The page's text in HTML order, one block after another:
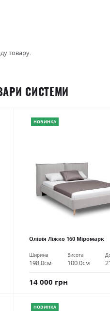
товару.
СИСТЕМИ
НОВИНКА
Олівія Ліжко 160 Міромарк
Ширина
198.0см
Висота
100.0см
14 000 грн
НОВИНКА